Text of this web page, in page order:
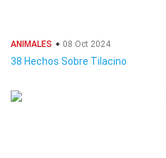
ANIMALES 08 Oct 2024
38 Hechos Sobre Tilacino